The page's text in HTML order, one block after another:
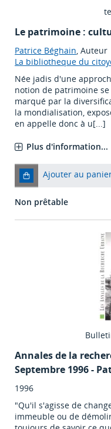
Le patrimoine :
Patrice Béghain, Auteur
La bibliotheque du
Née jadis d'une
notion de patrimoine
marqué par la
la mondialisation,
en appelle donc à u[...]
Plus d'information...
Ajouter au
Non prêtable
Annales de la
Septembre 1996 -
1996
"Qu'il s'agisse de
immeuble ou de